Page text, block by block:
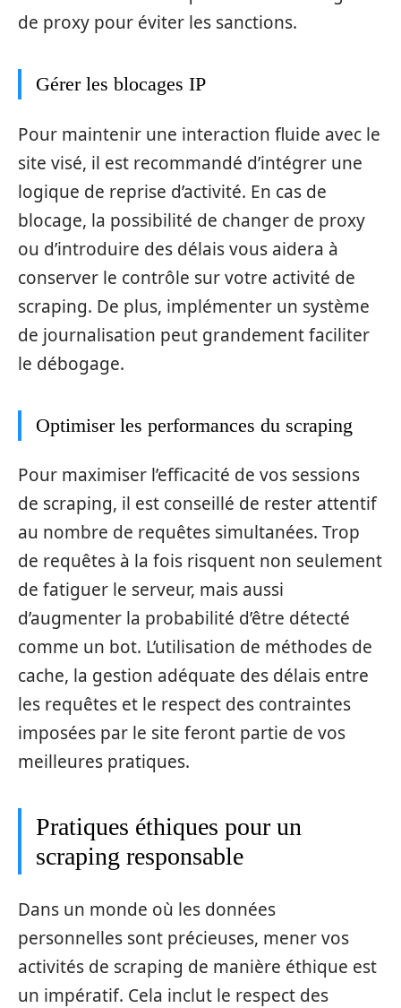
de proxy pour éviter les sanctions.
Gérer les blocages IP
Pour maintenir une interaction fluide avec le
site visé, il est recommandé d’intégrer une
logique de reprise d’activité. En cas de
blocage, la possibilité de changer de proxy
ou d’introduire des délais vous aidera à
conserver le contrôle sur votre activité de
scraping. De plus, implémenter un système
de journalisation peut grandement faciliter
le débogage.
Optimiser les performances du scraping
Pour maximiser l’efficacité de vos sessions
de scraping, il est conseillé de rester attentif
au nombre de requêtes simultanées. Trop
de requêtes à la fois risquent non seulement
de fatiguer le serveur, mais aussi
d’augmenter la probabilité d’être détecté
comme un bot. L’utilisation de méthodes de
cache, la gestion adéquate des délais entre
les requêtes et le respect des contraintes
imposées par le site feront partie de vos
meilleures pratiques.
Pratiques éthiques pour un
scraping responsable
Dans un monde où les données
personnelles sont précieuses, mener vos
activités de scraping de manière éthique est
un impératif. Cela inclut le respect des